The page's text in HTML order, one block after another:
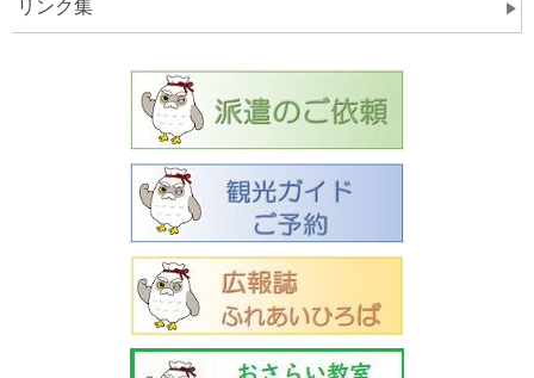
リンク集